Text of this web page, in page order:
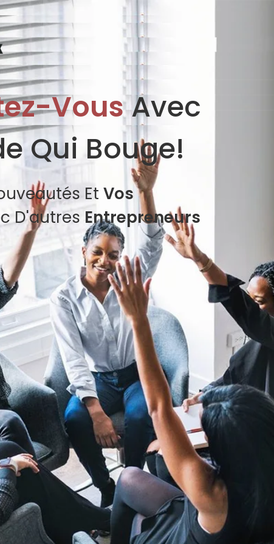
VousAvec
Qui Bouge!
Et Vos
D'autres Entrepreneurs